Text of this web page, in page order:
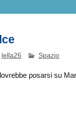
lella26 Spazio
posarsi su